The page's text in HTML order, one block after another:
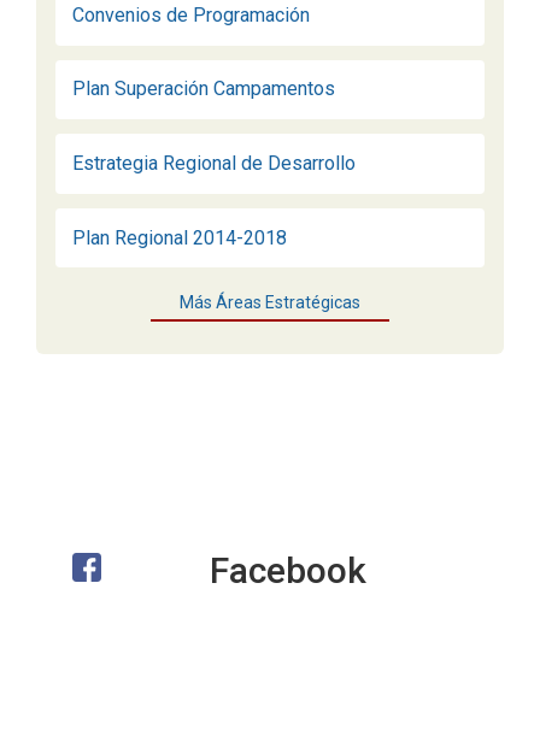
Convenios de Programación
Plan Superación Campamentos
Estrategia Regional de Desarrollo
Plan Regional 2014-2018
Más Áreas Estratégicas
Facebook